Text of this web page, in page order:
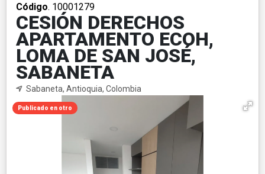
Código. 10001279
CESIÓN DERECHOS
APARTAMENTO ECOH,
LOMA DE SAN JOSÉ,
SABANETA
Sabaneta, Antioquia, Colombia
Publicado en otro